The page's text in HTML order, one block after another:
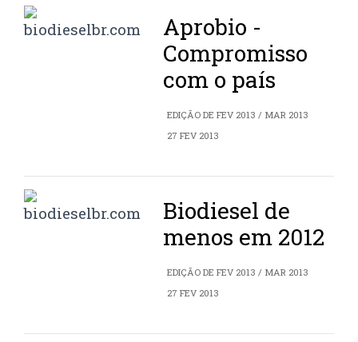
Aprobio -
Compromisso
com o país
EDIÇÃO DE FEV 2013 / MAR 2013
27 FEV 2013
Biodiesel de
menos em 2012
EDIÇÃO DE FEV 2013 / MAR 2013
27 FEV 2013